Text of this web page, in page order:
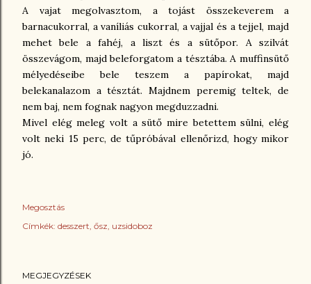
A vajat megolvasztom, a tojást összekeverem a
barnacukorral, a vaníliás cukorral, a vajjal és a tejjel, majd
mehet bele a fahéj, a liszt és a sütőpor. A szilvát
összevágom, majd beleforgatom a tésztába. A muffinsütő
mélyedéseibe bele teszem a papírokat, majd
belekanalazom a tésztát. Majdnem peremig teltek, de
nem baj, nem fognak nagyon megduzzadni.
Mivel elég meleg volt a sütő mire betettem sülni, elég
volt neki 15 perc, de tűpróbával ellenőrizd, hogy mikor
jó.
Megosztás
Címkék: desszert ősz uzsidoboz
MEGJEGYZÉSEK